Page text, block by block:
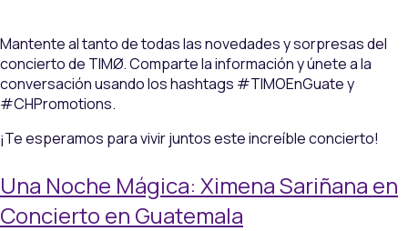
Mantente al tanto de todas las novedades y sorpresas del
concierto de TIMØ. Comparte la información y únete a la
conversación usando los hashtags #TIMOEnGuate y
#CHPromotions.
¡Te esperamos para vivir juntos este increíble concierto!
Una Noche Mágica: Ximena Sariñana en
Concierto en Guatemala